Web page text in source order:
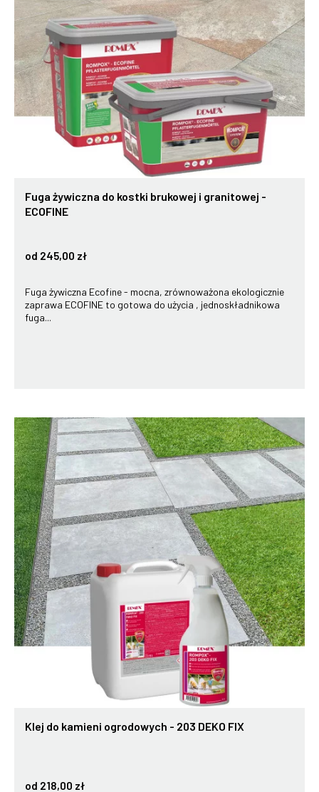
Fuga żywiczna do kostki brukowej i granitowej -
ECOFINE
od 245,00 zł
Fuga żywiczna Ecofine - mocna, zrównoważona ekologicznie
zaprawa ECOFINE to gotowa do użycia , jednoskładnikowa
fuga...
Klej do kamieni ogrodowych - 203 DEKO FIX
od 218,00 zł